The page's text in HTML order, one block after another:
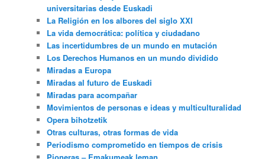
universitarias desde Euskadi
La Religión en los albores del siglo XXI
La vida democrática: política y ciudadano
Las incertidumbres de un mundo en mutación
Los Derechos Humanos en un mundo dividido
Miradas a Europa
Miradas al futuro de Euskadi
Miradas para acompañar
Movimientos de personas e ideas y multiculturalidad
Opera bihotzetik
Otras culturas, otras formas de vida
Periodismo comprometido en tiempos de crisis